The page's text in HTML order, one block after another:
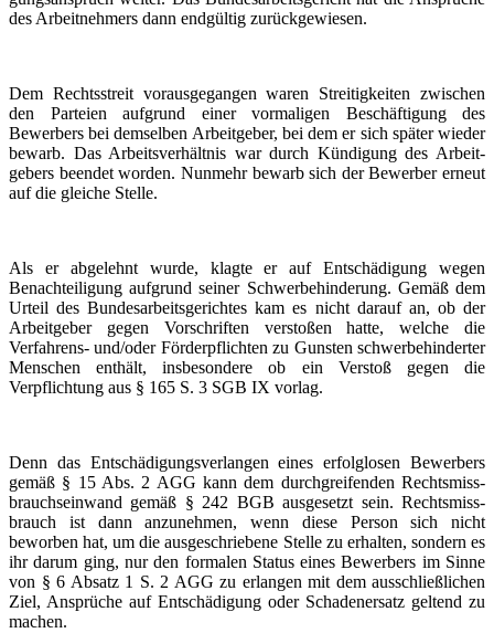
des Arbeit­nehmers dann endgültig zurück­ge­wiesen.
Dem Rechts­streit voraus­ge­gangen waren Streitig­keiten zwischen
den Parteien aufgrund einer vormaligen Beschäf­tigung des
Bewerbers bei demselben Arbeitgeber, bei dem er sich später wieder
bewarb. Das Arbeits­ver­hältnis war durch Kündigung des Arbeit­
gebers beendet worden. Nunmehr bewarb sich der Bewerber erneut
auf die gleiche Stelle.
Als er abgelehnt wurde, klagte er auf Entschä­digung wegen
Benach­tei­ligung aufgrund seiner Schwer­be­hin­derung. Gemäß dem
Urteil des Bundes­ar­beits­ge­richtes kam es nicht darauf an, ob der
Arbeitgeber gegen Vorschriften verstoßen hatte, welche die
Verfahrens- und/oder Förder­pflichten zu Gunsten schwer­be­hin­derter
Menschen enthält, insbesondere ob ein Verstoß gegen die
Verpflichtung aus § 165 S. 3 SGB IX vorlag.
Denn das Entschä­di­gungs­ver­langen eines erfolglosen Bewerbers
gemäß § 15 Abs. 2 AGG kann dem durchgrei­fenden Rechts­miss­
brauchs­einwand gemäß § 242 BGB ausgesetzt sein. Rechts­miss­
brauch ist dann anzunehmen, wenn diese Person sich nicht
beworben hat, um die ausgeschriebene Stelle zu erhalten, sondern es
ihr darum ging, nur den formalen Status eines Bewerbers im Sinne
von § 6 Absatz 1 S. 2 AGG zu erlangen mit dem ausschließ­lichen
Ziel, Ansprüche auf Entschä­digung oder Schaden­ersatz geltend zu
machen.